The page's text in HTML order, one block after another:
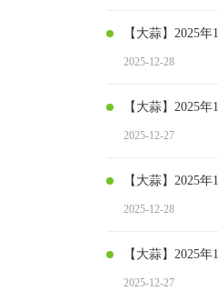
【大蒜】2025
2025-12-28
【大蒜】2025
2025-12-27
【大蒜】2025
2025-12-28
【大蒜】2025
2025-12-27